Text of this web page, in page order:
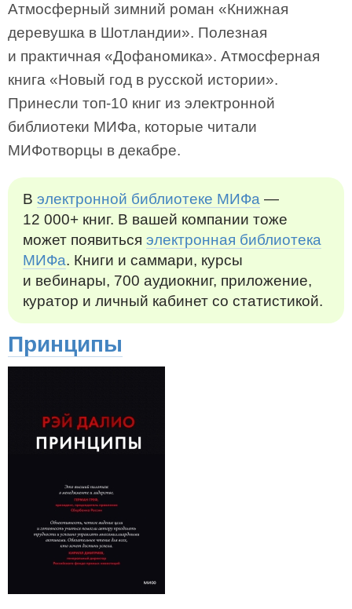
Атмосферный зимний роман «Книжная
деревушка в Шотландии». Полезная
и практичная «Дофаномика». Атмосферная
книга «Новый год в русской истории».
Принесли топ-10 книг из электронной
библиотеки МИФа, которые читали
МИФотворцы в декабре.
В электронной библиотеке МИФа —
12 000+ книг. В вашей компании тоже
может появиться электронная библиотека
МИФа. Книги и саммари, курсы
и вебинары, 700 аудиокниг, приложение,
куратор и личный кабинет со статистикой.
Принципы